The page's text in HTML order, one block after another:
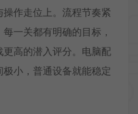
作走位上。流程节奏紧
一关都有明确的目标，
高的潜入评分。电脑配
小，普通设备就能稳定